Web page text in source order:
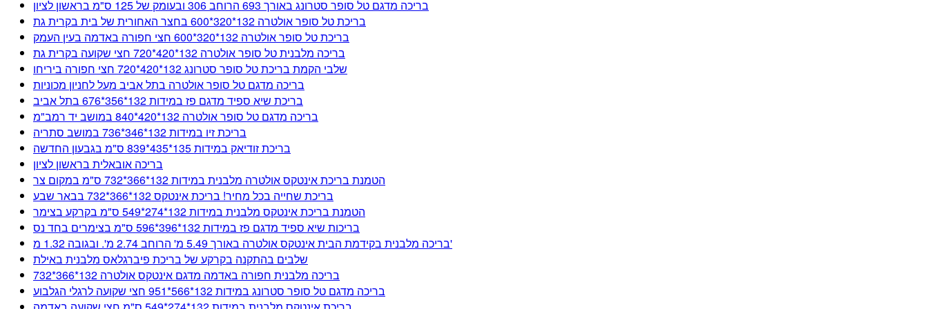
בריכה מדגם טל סופר סטרונג באורך 693 הרוחב 306 ובעומק של 125 ס"מ בראשון לציון
בריכת טל סופר אולטרה 132*320*600 בחצר האחורית של בית בקרית גת
בריכת טל סופר אולטרה 132*320*600 חצי חפורה באדמה בעין העמק
בריכה מלבנית טל סופר אולטרה 132*420*720 חצי שקועה בקרית גת
שלבי הקמת בריכת טל סופר סטרונג 132*420*720 חצי חפורה ביריחו
בריכה מדגם טל סופר אולטרה בתל אביב מעל לחניון מכוניות
בריכת שיא ספיד מדגם פז במידות 132*356*676 בתל אביב
בריכה מדגם טל סופר אולטרה 132*420*840 במושב יד רמב"מ
בריכת זיו במידות 132*346*736 במושב סתריה
בריכת זודיאק במידות 135*435*839 ס"מ בגבעון החדשה
בריכה אובאלית בראשון לציון
הטמנת בריכת אינטקס אולטרה מלבנית במידות 132*366*732 ס"מ במקום צר
בריכת שחייה בכל מחיר! בריכת אינטקס 132*366*732 בבאר שבע
הטמנת בריכת אינטקס מלבנית במידות 132*274*549 ס"מ בקרקע בצימר
בריכות שיא ספיד מדגם פז במידות 132*396*596 ס"מ בצימרים בחד נס
בריכה מלבנית בקידמת הבית אינטקס אולטרה באורך 5.49 מ' הרוחב 2.74 מ'. ובגובה 1.32 מ'
שלבים בהתקנה בקרקע של בריכת פיברגלאס מלבנית באילת
בריכה מלבנית חפורה באדמה מדגם אינטקס אולטרה 132*366*732
בריכה מדגם טל סופר סטרונג במידות 132*566*951 חצי שקועה לרגלי הגלבוע